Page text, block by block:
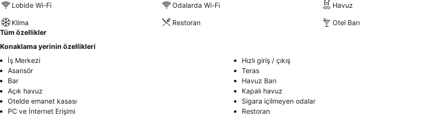
Lobide Wi-Fi Odalarda Wi-Fi Havuz
Klima Restoran
Otel Barı
Tüm özellikler
Konaklama yerinin özellikleri
İş Merkezi
Hızlı giriş / çıkış
Asansör
Teras
Bar
Havuz Barı
Açık havuz
Kapalı havuz
Otelde emanet kasası
Sigara içilmeyen odalar
PC ve İnternet Erişimi
Restoran